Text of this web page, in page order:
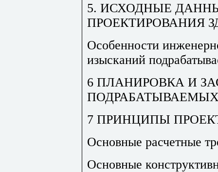
5. ИСХОДНЫЕ
ПРОЕКТИРОВАНИЯ
Особенности
изысканий
6 ПЛАНИРОВКА И
7 ПРИНЦИПЫ
Основные расчетные
Основные